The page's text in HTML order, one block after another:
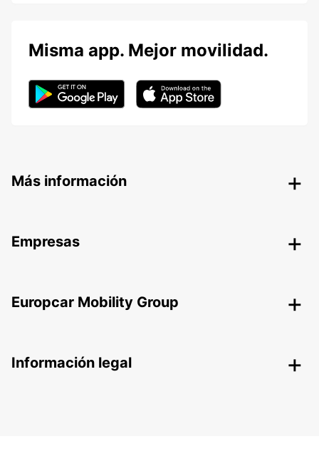
Misma app. Mejor movilidad.
Más información
Empresas
Europcar Mobility Group
Información legal